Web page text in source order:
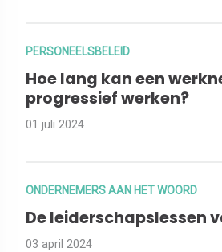
PERSONEELSBELEID
Hoe lang kan een
progressief werken?
01 juli 2024
ONDERNEMERS AAN HET WOORD
De leiderschapslessen
03 april 2024